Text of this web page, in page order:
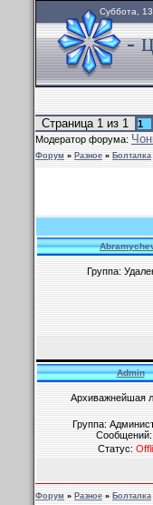
Суббота,
-
Страница 1 из 1
1
Модератор форума:
Форум» Разное» Болталка
Группа:
Admin
Архиважнейшая
Группа:
Статус:
Форум» Разное» Болталка